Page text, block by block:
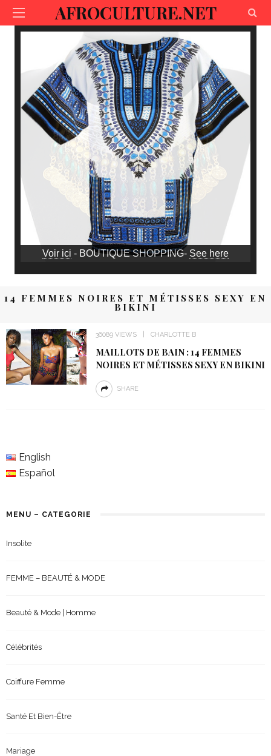
AFROCULTURE.NET
Voir ici - BOUTIQUE SHOPPING- See here
14 FEMMES NOIRES ET MÉTISSES SEXY EN
BIKINI
36089 VIEWS CHARLOTTE B
MAILLOTS DE BAIN : 14 FEMMES
NOIRES ET MÉTISSES SEXY EN BIKINI
SHARE
English
Español
MENU – CATEGORIE
Insolite
FEMME – BEAUTÉ & MODE
Beauté & Mode | Homme
Célébrités
Coiffure Femme
Santé Et Bien-Être
Mariage